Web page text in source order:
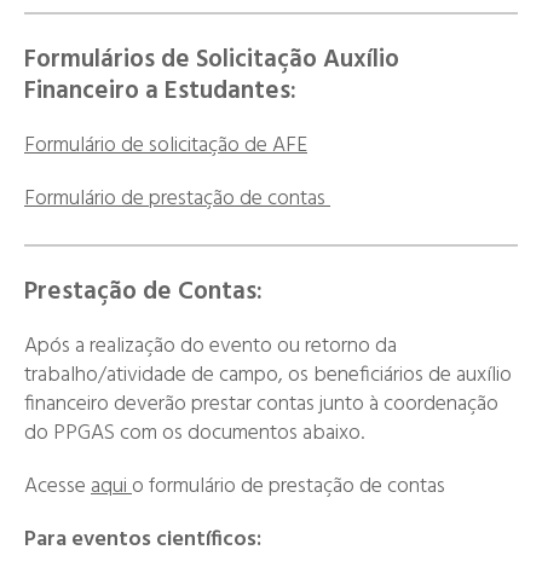
Formulários de Solicitação Auxílio
Financeiro a Estudantes:
Formulário de solicitação de AFE
Formulário de prestação de contas
Prestação de Contas:
Após a realização do evento ou retorno da
trabalho/atividade de campo, os beneficiários de auxílio
financeiro deverão prestar contas junto à coordenação
do PPGAS com os documentos abaixo.
Acesseaquio formulário de prestação de contas
Para eventos científicos: